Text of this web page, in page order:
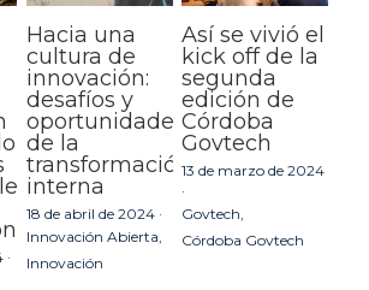
·
Hacia una
cultura de
innovación:
desafíos y
oportunidades
de la
transformación
interna
18 de abril de 2024 ·
Innovación Abierta,
Innovación
Así se vivió el
kick off de la
segunda
edición de
Córdoba
Govtech
13 de marzo de 2024
·
Govtech,
Córdoba Govtech